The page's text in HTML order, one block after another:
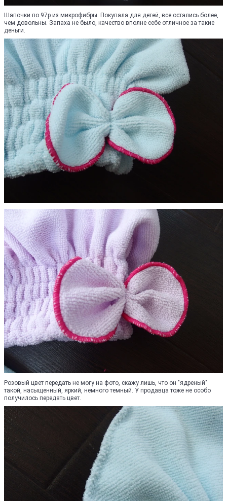
Шапочки по 97р из микрофибры. Покупала для детей, все остались более,
чем довольны. Запаха не было, качество вполне себе отличное за такие
деньги.
Розовый цвет передать не могу на фото, скажу лишь, что он "ядреный"
такой, насыщенный, яркий, немного темный. У продавца тоже не особо
получилось передать цвет.